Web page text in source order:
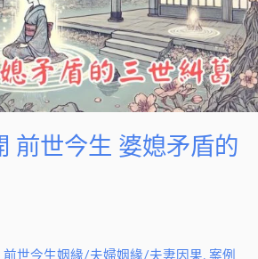
前世今生 婆媳矛盾的
前世今生姻緣/夫婦姻緣/夫妻因果, 案例